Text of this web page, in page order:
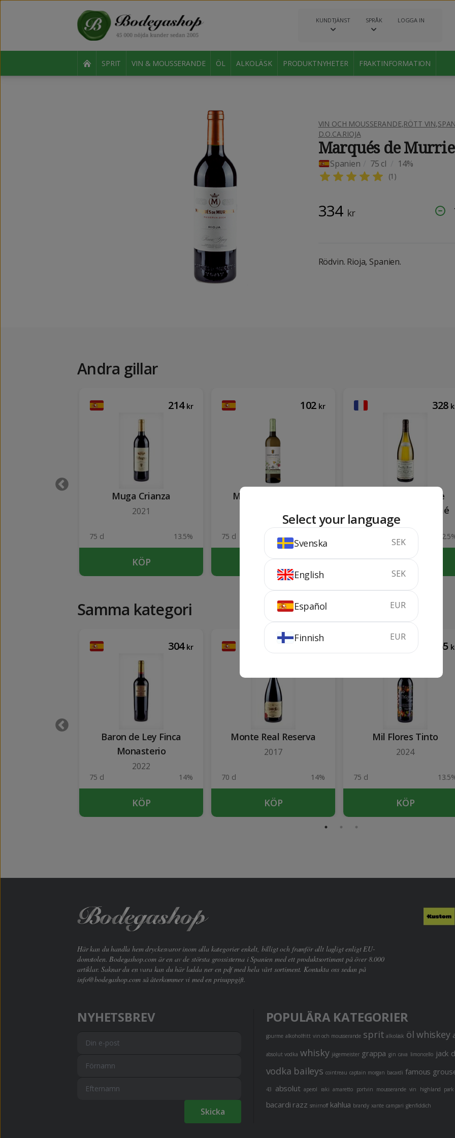
KUNDTJÄNST SPRÅK LOGGA IN
SPRIT VIN & MOUSSERANDE ÖL ALKOLÄSK PRODUKTNYHETER FRAKTINFORMATION
VIN OCH MOUSSERANDE,RÖTT VIN,
D.O.CA.RIOJA
Marqués de
Spanien 75 cl 14%
(1 )
334 kr
Rödvin. Rioja, Spanien.
Andra gillar
214 kr
Muga Crianza
2021
75 cl 13.5%
KÖP
102 kr
Marqués de Griñón
2025
75 cl
KÖP
328
Gitton Clos Joanne
d'Orion Pouilly-Fumé
2023
KÖP
Samma kategori
304 kr
Baron de Ley Finca
Monasterio
2022
75 cl 14%
KÖP
Monte Real Reserva
2017
70 cl 14%
KÖP
65
Mil Flores Tinto
2024
75 cl
KÖP
Här kan du handla hem dryckesvaror inom alla kategorier enkelt, billigt och framför allt lagligt enligt EU-
domstolen. Bodegashop.com är en av de största grossisterna i Spanien med ett produktsortiment på över 8.000
artiklar. Saknar du en vara kan du här ladda ner en pdf med hela vårt sortiment. Kontakta oss sedan på
info@bodegashop.comså återkommer vi med en prisuppgift.
NYHETSBREV
Skicka
POPULÄRA KATEGORIER
gourme alkoholfritt vin och mousserande sprit alkoläsk öl whiskey
absolut vodka whisky jägermeister grappa gin cava limoncello jack
vodka baileys cointreau captain morgan bacardi famous
43 absolut aperol raki amaretto portvin mousserande vin highland park
bacardi razz smirnoff kahlua brandy xante campari glenfiddich
Select your language
Svenska SEK
English SEK
Español EUR
Finnish EUR